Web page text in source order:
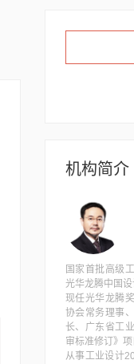
机构简介
国家首批高级
光华龙腾中国设
现任光华龙腾
协会常务理事
长、广东省工
审标准修订》项
从事工业设计